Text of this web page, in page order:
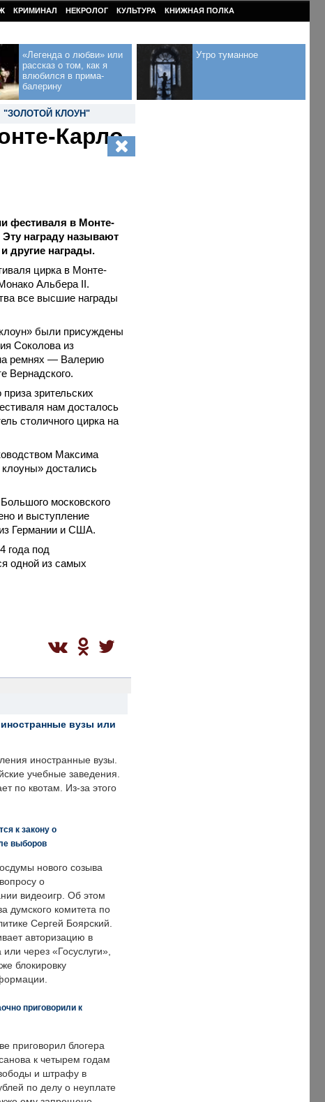
КРИМИНАЛ НЕКРОЛОГ КУЛЬТУРА КНИЖНАЯ ПОЛКА
«Легенда о любви» или
рассказ о том, как я
влюбился в прима-
балерину
Утро туманное
"ЗОЛОТОЙ КЛОУН"
Карло
фестиваля в Монте-
награду называют
другие награды.
цирка в Монте-
Альбера II.
все высшие награды
были присуждены
Соколова из
ремнях — Валерию
Вернадского.
зрительских
нам досталось
столичного цирка на
Максима
достались
московского
и выступление
из Германии и США.
года под
одной из самых
вузы или
иностранные вузы.
учебные заведения.
по квотам. Из-за этого
к закону о
выборов
нового созыва
о
видеоигр. Об этом
думского комитета по
Сергей Боярский.
авторизацию в
через «Госуслуги»,
блокировку
приговорили к
приговорил блогера
к четырем годам
и штрафу в
по делу о неуплате